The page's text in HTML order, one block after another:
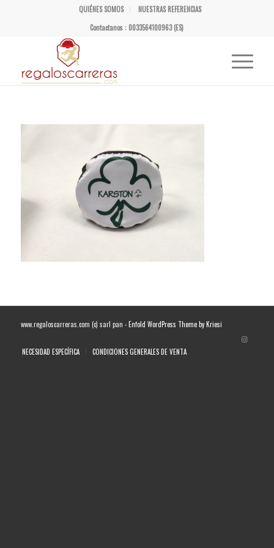
QUIÉNES SOMOS
NUESTRAS REFERENCIAS
Contactanos : 0033564100963 (ES)
www.regaloscarreras.com (c) sarl pan -Enfold WordPress Theme by Kriesi
NECESIDAD ESPECÍFICA CONDICIONES GENERALES DE VENTA